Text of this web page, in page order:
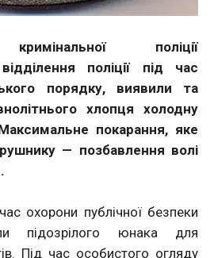
кримінальної поліції
поліції під час
порядку, виявили та
хлопця холодну
покарання, яке
— позбавлення волі
охорони публічної безпеки
підозрілого юнака для
Під час особистого огляду